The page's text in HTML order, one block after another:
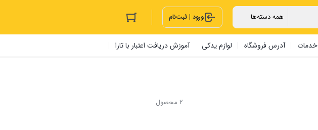
ورود | ثبت‌نام
خدمات آدرس فروشگاه لوازم یدکی آموزش دریافت اعتبار با تارا
2 محصول